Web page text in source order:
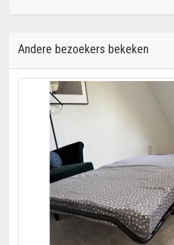
Andere bezoekers bekeken